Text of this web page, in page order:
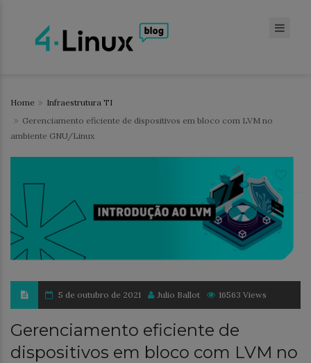
Home
Infraestrutura TI
Gerenciamento eficiente de dispositivos em bloco com LVM no
ambiente GNU/Linux
5 de outubro de 2021 Julio Ballot 16563 Views
Gerenciamento eficiente de
dispositivos em bloco com LVM no